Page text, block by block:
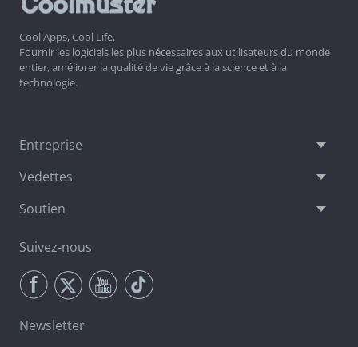
Cool Apps, Cool Life.
Fournir les logiciels les plus nécessaires aux utilisateurs du monde
entier, améliorer la qualité de vie grâce à la science et à la
technologie.
Entreprise
Vedettes
Soutien
Suivez-nous
Newsletter